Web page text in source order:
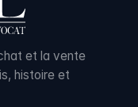
et la vente
histoire et